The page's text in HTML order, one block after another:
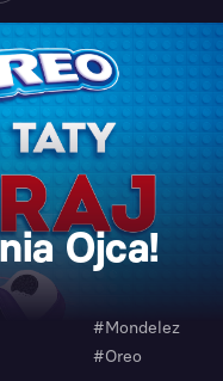
Ojca!
#Mondelez
#Oreo